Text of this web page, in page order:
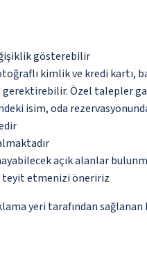
gösterebilir
kimlik ve kredi kartı,
gerektirebilir. Özel talepler
isim, oda
açık alanlar
teyit etmenizi öneririz
yeri tarafından